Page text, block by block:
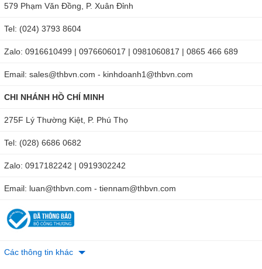
Không phải tự nhiên mà đồng hồ đo điện Sanwa CP-7D
được mệnh danh là thiết bị đo lường điện “quốc dân”. Tuy
các chức năng đo cần thiết như: đo dòng điện 1 chiều, đo
điện áp 1 chiều và xoay chiều, đo điện trở, tần số.
579 Phạm Văn Đồng, P. Xuân Đỉnh
Tel: (024) 3793 8604
Zalo: 0916610499 | 0976606017 | 0981060817 | 0865 466 689
Email: sales@thbvn.com - kinhdoanh1@thbvn.com
CHI NHÁNH HỒ CHÍ MINH
275F Lý Thường Kiệt, P. Phú Thọ
Tel: (028) 6686 0682
Zalo: 0917182242 | 0919302242
Email: luan@thbvn.com - tiennam@thbvn.com
Các thông tin khác